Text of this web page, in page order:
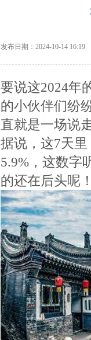
发布日期：2024-10-14
要说这2024年
的小伙伴们纷
直就是一场说
据说，这7天
5.9%，这数字
的还在后头呢